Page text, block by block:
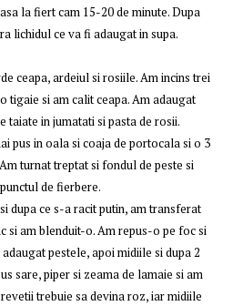
la fiert cam 15-20 de minute. Dupa
lichidul ce va fi adaugat in supa.
ceapa, ardeiul si rosiile. Am incins trei
tigaie si am calit ceapa. Am adaugat
taiate in jumatati si pasta de rosii.
pus in oala si coaja de portocala si o 3
turnat treptat si fondul de peste si
de fierbere.
dupa ce s-a racit putin, am transferat
si am blenduit-o. Am repus-o pe foc si
pestele, apoi midiile si dupa 2
sare, piper si zeama de lamaie si am
trebuie sa devina roz, iar midiile